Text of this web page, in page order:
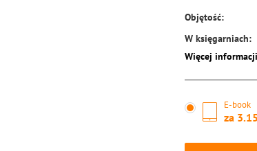
Objętość:
W księgarniach:
ISBN:
Więcej informacji
E-book
za 3.15